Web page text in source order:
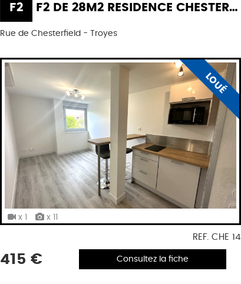
F2 F2 DE 28M2 RESIDENCE CHESTERFIELD À TROYES
Rue de Chesterfield - Troyes
x 1 x 11
LOUÉ
REF. CHE 14
415 € Consultez la fiche